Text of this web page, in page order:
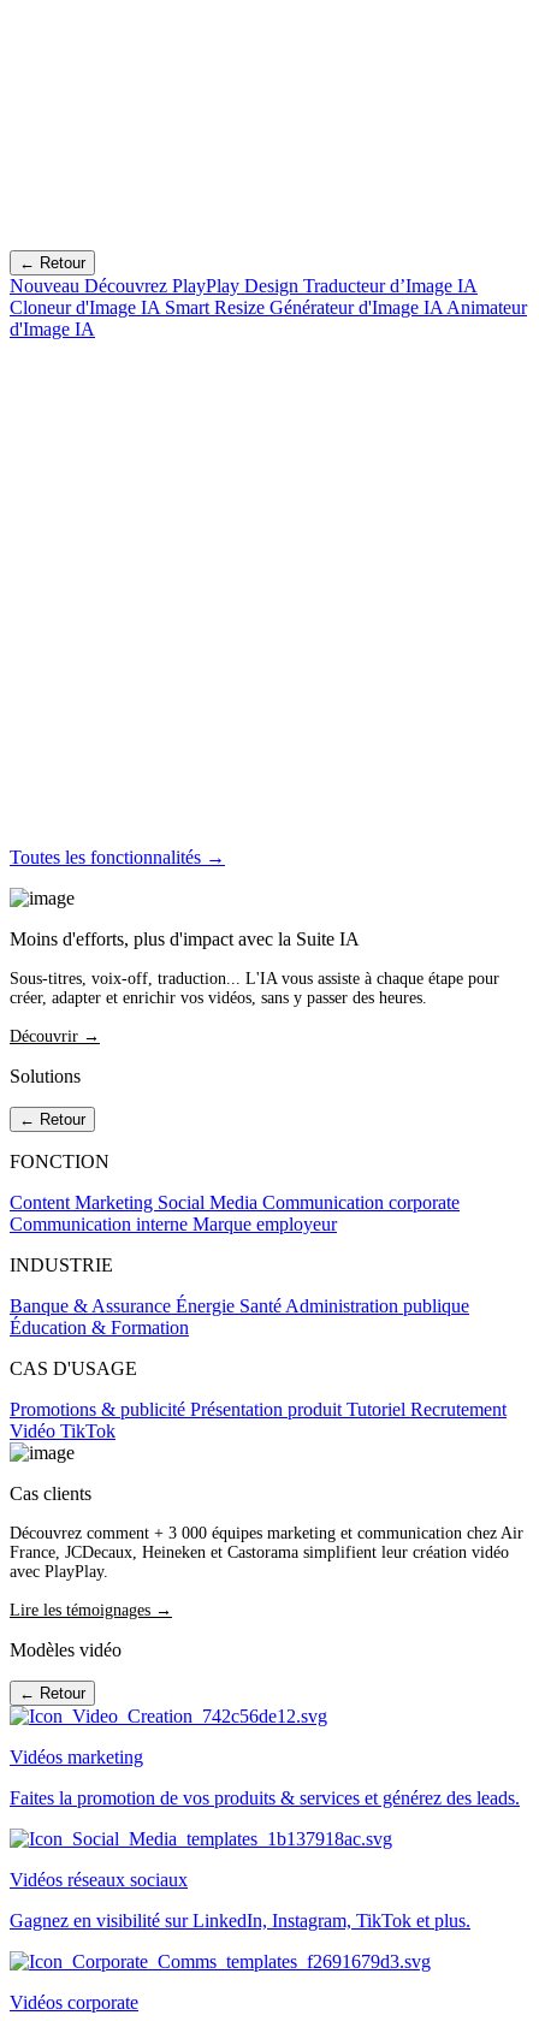
← Retour
Nouveau Découvrez PlayPlay Design Traducteur d’Image IA
Cloneur d'Image IA Smart Resize Générateur d'Image IA Animateur
d'Image IA
Toutes les fonctionnalités →
Moins d'efforts, plus d'impact avec la Suite IA
Sous-titres, voix-off, traduction... L'IA vous assiste à chaque étape pour
créer, adapter et enrichir vos vidéos, sans y passer des heures.
Découvrir →
Solutions
← Retour
FONCTION
Content Marketing Social Media Communication corporate
Communication interne Marque employeur
INDUSTRIE
Banque & Assurance Énergie Santé Administration publique
Éducation & Formation
CAS D'USAGE
Promotions & publicité Présentation produit Tutoriel Recrutement
Vidéo TikTok
Cas clients
Découvrez comment + 3 000 équipes marketing et communication chez Air
France, JCDecaux, Heineken et Castorama simplifient leur création vidéo
avec PlayPlay.
Lire les témoignages →
Modèles vidéo
← Retour
Vidéos marketing
Faites la promotion de vos produits & services et générez des leads.
Vidéos réseaux sociaux
Gagnez en visibilité sur LinkedIn, Instagram, TikTok et plus.
Vidéos corporate